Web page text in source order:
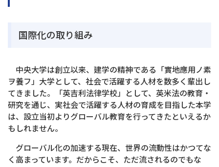
国際化の取り組み
中央大学は創立以来、建学の精神である「實地應用ノ素
ヲ養フ」大学として、社会で活躍する人材を数多く輩出し
てきました。「英吉利法律学校」として、英米法の教育・
研究を通じ、実社会で活躍する人材の育成を目指した本学
は、設立当初よりグローバル教育を行ってきたといえるか
もしれません。
グローバル化の加速する現在、世界の流動性はかつてな
く高まっています。だからこそ、ただ流されるのでもな